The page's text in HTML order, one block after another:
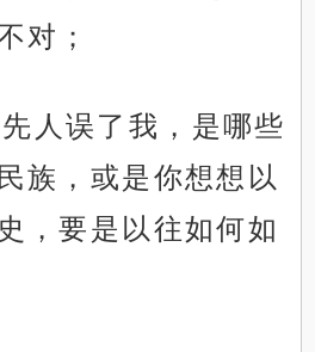
对；
人误了我，是哪些
族，或是你想想以
，要是以往如何如